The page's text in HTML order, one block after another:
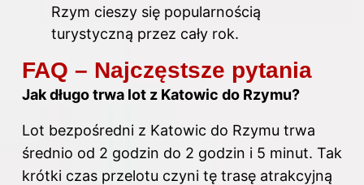
Rzym cieszy się popularnością
turystyczną przez cały rok.
FAQ – Najczęstsze pytania
Jak długo trwa lot z Katowic do Rzymu?
Lot bezpośredni z Katowic do Rzymu trwa
średnio od 2 godzin do 2 godzin i 5 minut. Tak
krótki czas przelotu czyni tę trasę atrakcyjną